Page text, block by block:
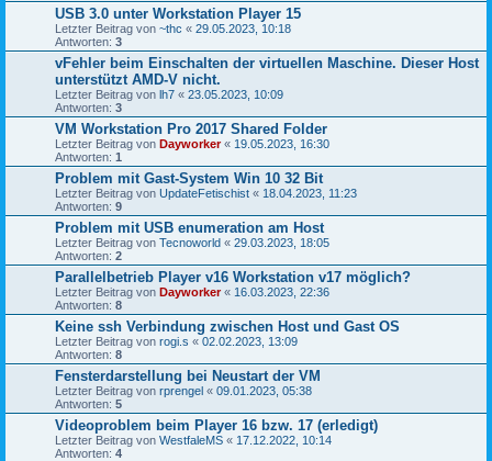
USB 3.0 unter Workstation Player 15
Letzter Beitrag von ~thc « 29.05.2023, 10:18
Antworten: 3
vFehler beim Einschalten der virtuellen Maschine. Dieser Host
unterstützt AMD-V nicht.
Letzter Beitrag von lh7 « 23.05.2023, 10:09
Antworten: 3
VM Workstation Pro 2017 Shared Folder
Letzter Beitrag von Dayworker« 19.05.2023, 16:30
Antworten: 1
Problem mit Gast-System Win 10 32 Bit
Letzter Beitrag von UpdateFetischist « 18.04.2023, 11:23
Antworten: 9
Problem mit USB enumeration am Host
Letzter Beitrag von Tecnoworld « 29.03.2023, 18:05
Antworten: 2
Parallelbetrieb Player v16 Workstation v17 möglich?
Letzter Beitrag von Dayworker« 16.03.2023, 22:36
Antworten: 8
Keine ssh Verbindung zwischen Host und Gast OS
Letzter Beitrag von rogi.s « 02.02.2023, 13:09
Antworten: 8
Fensterdarstellung bei Neustart der VM
Letzter Beitrag von rprengel « 09.01.2023, 05:38
Antworten: 5
Videoproblem beim Player 16 bzw. 17 (erledigt)
Letzter Beitrag von WestfaleMS « 17.12.2022, 10:14
Antworten: 4